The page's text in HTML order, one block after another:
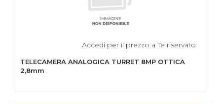
Accedi per il prezzo a Te riservato
TELECAMERA ANALOGICA TURRET 8MP OTTICA
2,8mm